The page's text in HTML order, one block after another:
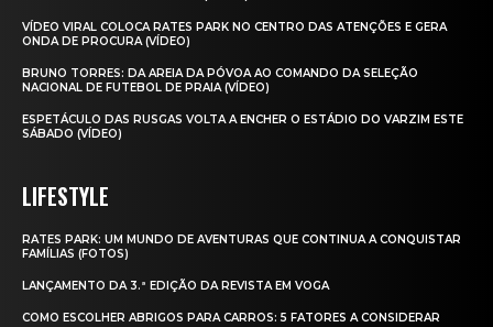
VÍDEO VIRAL COLOCA RATES PARK NO CENTRO DAS ATENÇÕES E GERA
ONDA DE PROCURA (VÍDEO)
BRUNO TORRES: DA AREIA DA PÓVOA AO COMANDO DA SELEÇÃO
NACIONAL DE FUTEBOL DE PRAIA (VÍDEO)
ESPETÁCULO DAS RUSGAS VOLTA A ENCHER O ESTÁDIO DO VARZIM ESTE
SÁBADO (VÍDEO)
LIFESTYLE
RATES PARK: UM MUNDO DE AVENTURAS QUE CONTINUA A CONQUISTAR
FAMÍLIAS (FOTOS)
LANÇAMENTO DA 3.ª EDIÇÃO DA REVISTA EM VOGA
COMO ESCOLHER ABRIGOS PARA CARROS: 5 FATORES A CONSIDERAR